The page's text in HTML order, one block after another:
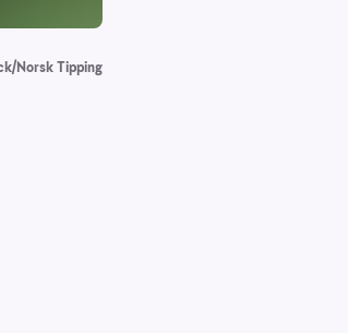
Norsk Tipping